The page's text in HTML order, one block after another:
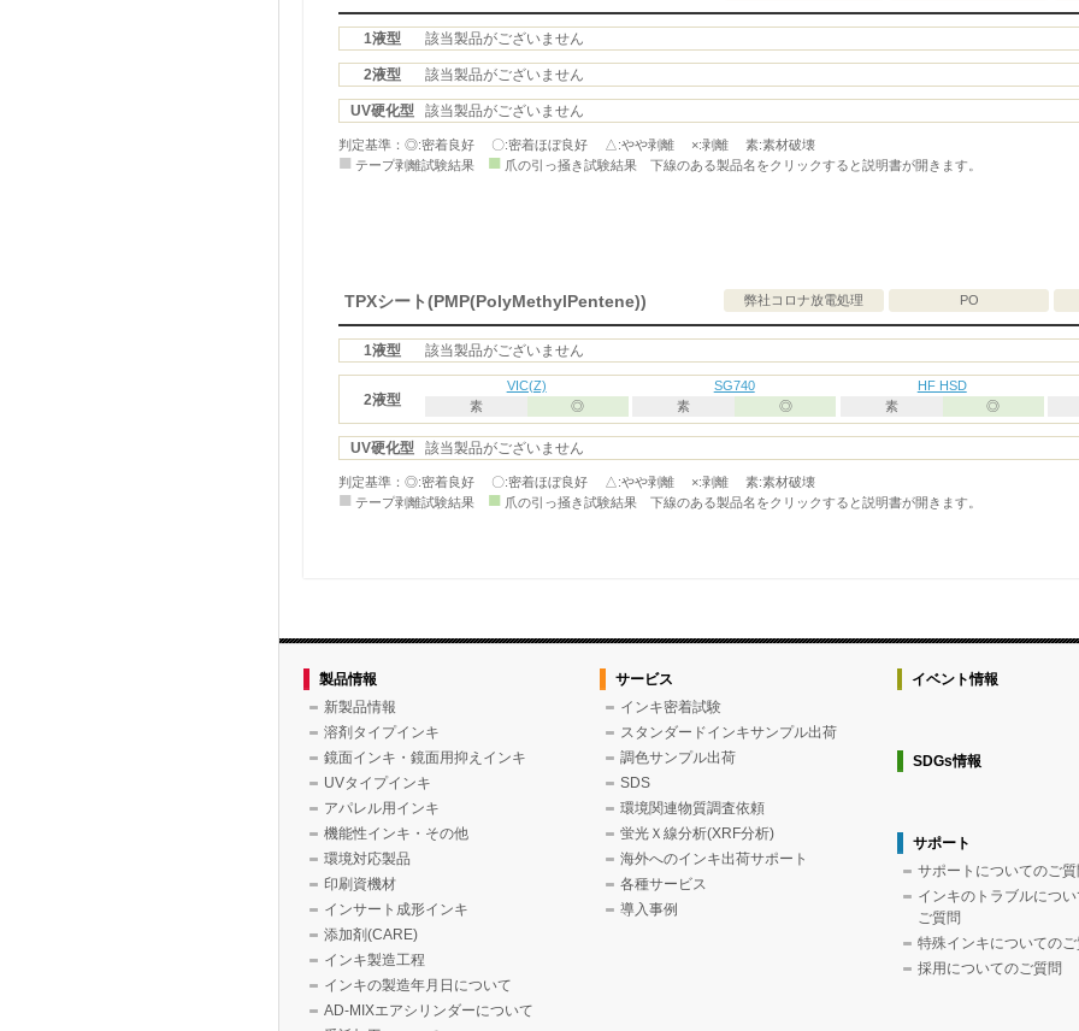
1液型 該当製品がございません
2液型 該当製品がございません
UV硬化型 該当製品がございません
判定基準：◎:密着良好 〇:密着ほぼ良好 △:やや剥離 ×:剥離 素:素材破壊
■ テープ剥離試験結果 ■ 爪の引っ掻き試験結果 下線のある製品名をクリックすると説明書が開きます。
TPXシート(PMP(PolyMethylPentene)) 弊社コロナ放電処理 PO
1液型 該当製品がございません
2液型
VIC(Z)
素
◎
SG740
素
◎
HF HSD
素
◎
UV硬化型 該当製品がございません
判定基準：◎:密着良好 〇:密着ほぼ良好 △:やや剥離 ×:剥離 素:素材破壊
■ テープ剥離試験結果 ■ 爪の引っ掻き試験結果 下線のある製品名をクリックすると説明書が開きます。
製品情報
新製品情報
溶剤タイプインキ
鏡面インキ・鏡面用抑えインキ
UVタイプインキ
アパレル用インキ
機能性インキ・その他
環境対応製品
印刷資機材
インサート成形インキ
添加剤(CARE)
インキ製造工程
インキの製造年月日について
AD-MIXエアシリンダーについて
サービス
インキ密着試験
スタンダードインキサンプル出荷
調色サンプル出荷
SDS
環境関連物質調査依頼
蛍光Ｘ線分析(XRF分析)
海外へのインキ出荷サポート
各種サービス
導入事例
イベント情報
SDGs情報
サポート
サポートについてのご質
インキのトラブルにつ
ご質問
特殊インキについてのご
採用についてのご質問